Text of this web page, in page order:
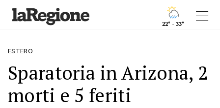
22° - 33°
ESTERO
Sparatoria in Arizona, 2
morti e 5 feriti